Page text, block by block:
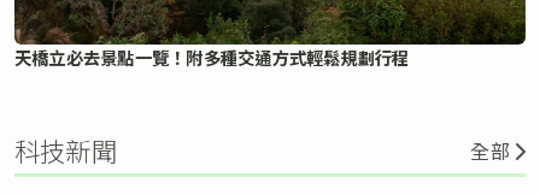
天橋立必去景點一覽！附多種交通方式輕鬆規劃行程
科技新聞 全部